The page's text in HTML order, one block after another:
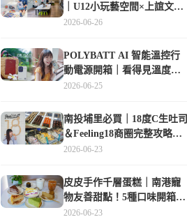
｜U12小玩藝空間×上誼文
化，暑假帶孩子這樣玩
2026-06-26
POLYBATT AI 智能溫控行
動電源開箱｜看得見溫度與
電量，外出更安心的
2026-06-25
南投埔里必買｜18度C生吐司
＆Feeling18商圈完整攻略，
在地人帶路這樣逛
2026-06-23
皮皮手作千層蛋糕｜南港寵
物友善甜點！5種口味開箱，
比Lady M便宜一半的台北隱
2026-06-23